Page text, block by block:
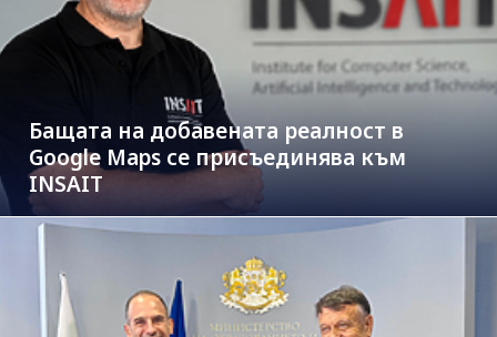
Бащата на добавената реалност в
Google Maps се присъединява към
INSAIT